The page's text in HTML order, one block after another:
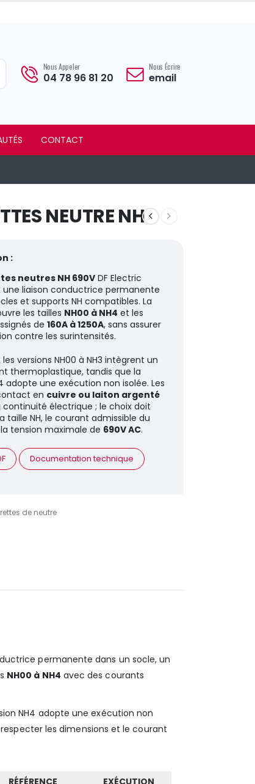
Nous Appeler
04 78 96 81 20
Nous Écrire
email
CONTACT
NEUTRE NH
:
neutres NH 690VDF Electric
une liaison conductrice permanente
et supports NH compatibles. La
les tailles NH00 à NH4 et les
de 160A à 1250A, sans assurer
contre les surintensités.
les versions NH00 à NH3 intègrent un
thermoplastique, tandis que la
adopte une exécution non isolée. Les
en cuivre ou laiton argenté
continuité électrique ; le choix doit
taille NH, le courant admissible du
tension maximale de 690V AC.
Documentation technique
de neutre
permanente dans un socle, un
NH00 à NH4 avec des courants
NH4 adopte une exécution non
les dimensions et le courant